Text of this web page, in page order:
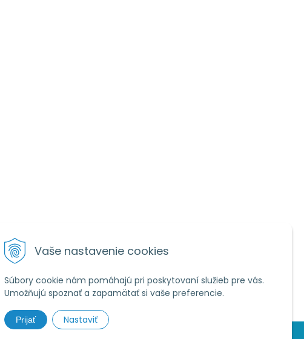
Vaše nastavenie cookies
Súbory cookie nám pomáhajú pri poskytovaní služieb pre vás.
Umožňujú spoznať a zapamätať si vaše preferencie.
Prijať Nastaviť